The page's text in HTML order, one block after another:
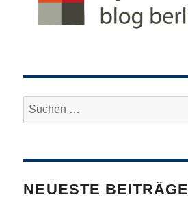
Suche
nach:
NEUESTE BEITRÄGE